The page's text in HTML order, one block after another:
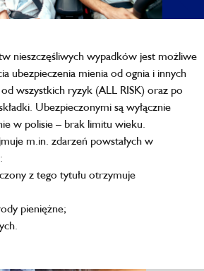
nieszczęśliwych wypadków jest możliwe
ubezpieczenia mienia od ognia i innych
wszystkich ryzyk (ALL RISK) oraz po
Ubezpieczonymi są wyłącznie
w polisie – brak limitu wieku.
m.in. zdarzeń powstałych w
z tego tytułu otrzymuje
pieniężne;